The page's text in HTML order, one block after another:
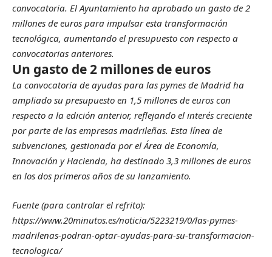
convocatoria. El Ayuntamiento ha aprobado un gasto de 2
millones de euros para impulsar esta transformación
tecnológica, aumentando el presupuesto con respecto a
convocatorias anteriores.
Un gasto de 2 millones de euros
La convocatoria de ayudas para las pymes de Madrid ha
ampliado su presupuesto en 1,5 millones de euros con
respecto a la edición anterior, reflejando el interés creciente
por parte de las empresas madrileñas. Esta línea de
subvenciones, gestionada por el Área de Economía,
Innovación y Hacienda, ha destinado 3,3 millones de euros
en los dos primeros años de su lanzamiento.
Fuente (para controlar el refrito):
https://www.20minutos.es/noticia/5223219/0/las-pymes-
madrilenas-podran-optar-ayudas-para-su-transformacion-
tecnologica/